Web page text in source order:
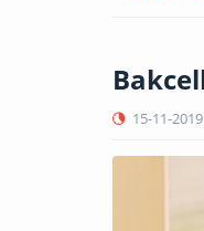
15-11-2019